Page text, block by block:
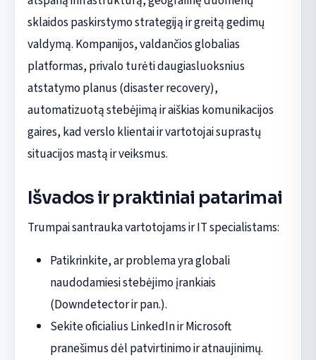
sklaidos paskirstymo strategiją ir greitą gedimų
valdymą. Kompanijos, valdančios globalias
platformas, privalo turėti daugiasluoksnius
atstatymo planus (disaster recovery),
automatizuotą stebėjimą ir aiškias komunikacijos
gaires, kad verslo klientai ir vartotojai suprastų
situacijos mastą ir veiksmus.
Išvados ir praktiniai patarimai
Trumpai santrauka vartotojams ir IT specialistams:
Patikrinkite, ar problema yra globali
naudodamiesi stebėjimo įrankiais
(Downdetector ir pan.).
Sekite oficialius LinkedIn ir Microsoft
pranešimus dėl patvirtinimo ir atnaujinimų.